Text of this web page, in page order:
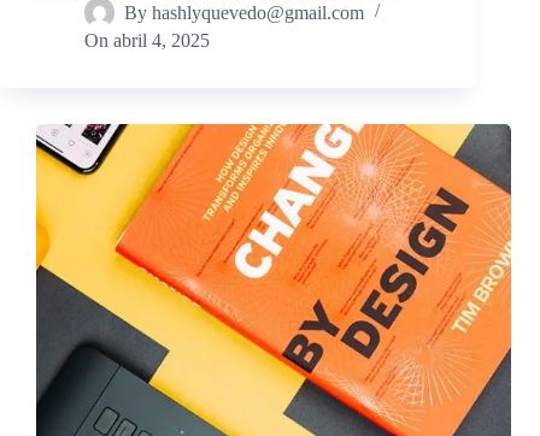
By hashlyquevedo@gmail.com
On abril 4, 2025